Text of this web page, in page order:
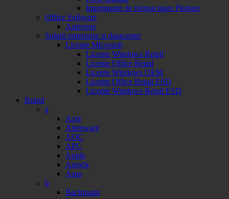
Imprimante de format mare Plottare
Office Software
Antivirus
Solutii enterprise si datacenter
Licente Microsoft
Licente Windows Retail
Licente Office Retail
Licente Windows OEM
Licente Office Retail ESD
Licente Windows Retail ESD
Brand
a
Acer
Alienware
AOC
APC
Apple
Asrock
Asus
b
Bachmann